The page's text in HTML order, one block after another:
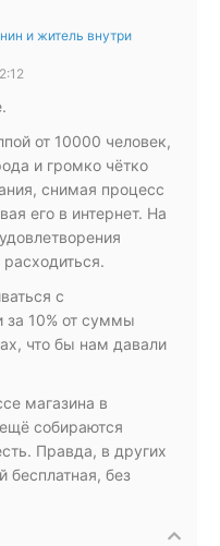
и житель внутри
от 10000 человек,
и громко чётко
снимая процесс
его в интернет. На
с
10% от суммы
что бы нам давали
магазина в
собираются
Правда, в других
бесплатная, без